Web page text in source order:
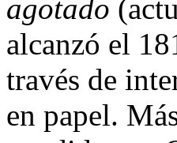
agotado
alcanzó el
través de
en papel.